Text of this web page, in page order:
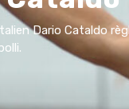
Dario Cataldo